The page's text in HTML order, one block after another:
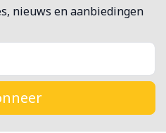
nieuws en aanbiedingen